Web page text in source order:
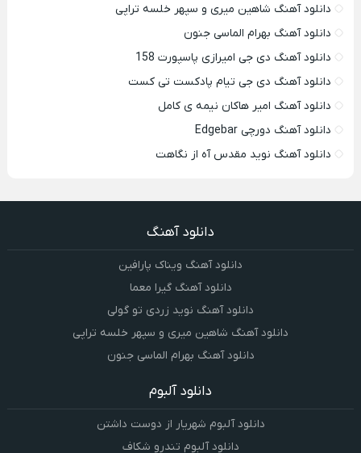
دانلود آهنگ شاهین میری و سپهر خلسه تراپی
دانلود آهنگ بهرام الماسی جنون
دانلود آهنگ دی جی امیرازی پاسپورت 158
دانلود آهنگ دی جی تیام پادکست تی کست
دانلود آهنگ امیر هاکان نیمه ی کامل
دانلود آهنگ دورچی Edgebar
دانلود آهنگ نوید مقدس آه از نگاهت
دانلود آهنگ
دانلود آهنگ ویناک پارافین
دانلود آهنگ گیرا معما
دانلود آهنگ نوید زردی تو گولی
دانلود آهنگ شاهین میری و سپهر خلسه تراپی
دانلود آهنگ بهرام الماسی جنون
دانلود آلبوم
دانلود آلبوم شهریار از دوست داشتن
دانلود آلبوم تندرو شکاف